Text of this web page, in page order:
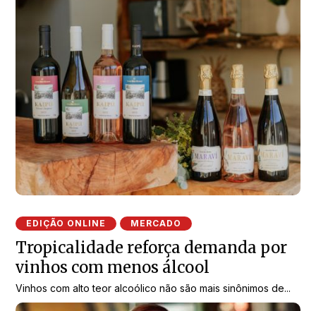
EDIÇÃO ONLINE MERCADO
Tropicalidade reforça demanda por
vinhos com menos álcool
Vinhos com alto teor alcoólico não são mais sinônimos de...